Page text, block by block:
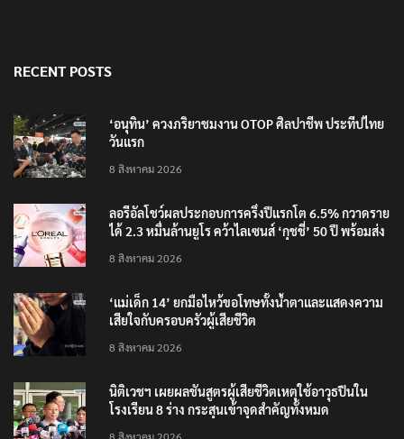
‘อนุทิน’ ควงภริยาชมงาน OTOP ศิลปาชีพ ประทีปไทย
8 สิงหาคม 2026
ลอรีอัลโชว์ผลประกอบการครึ่งปีแรกโต 6.5% กวาดราย
8 สิงหาคม 2026
‘แม่เด็ก 14’ ยกมือไหว้ขอโทษทั้งน้ำตาและแสดงความ
8 สิงหาคม 2026
นิติเวชฯ เผยผลชันสูตรผู้เสียชีวิตเหตุใช้อาวุธปืนใน